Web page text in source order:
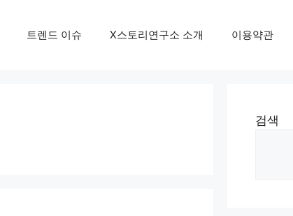
트렌드 이슈 X스토리연구소 소개 이용약관
검색